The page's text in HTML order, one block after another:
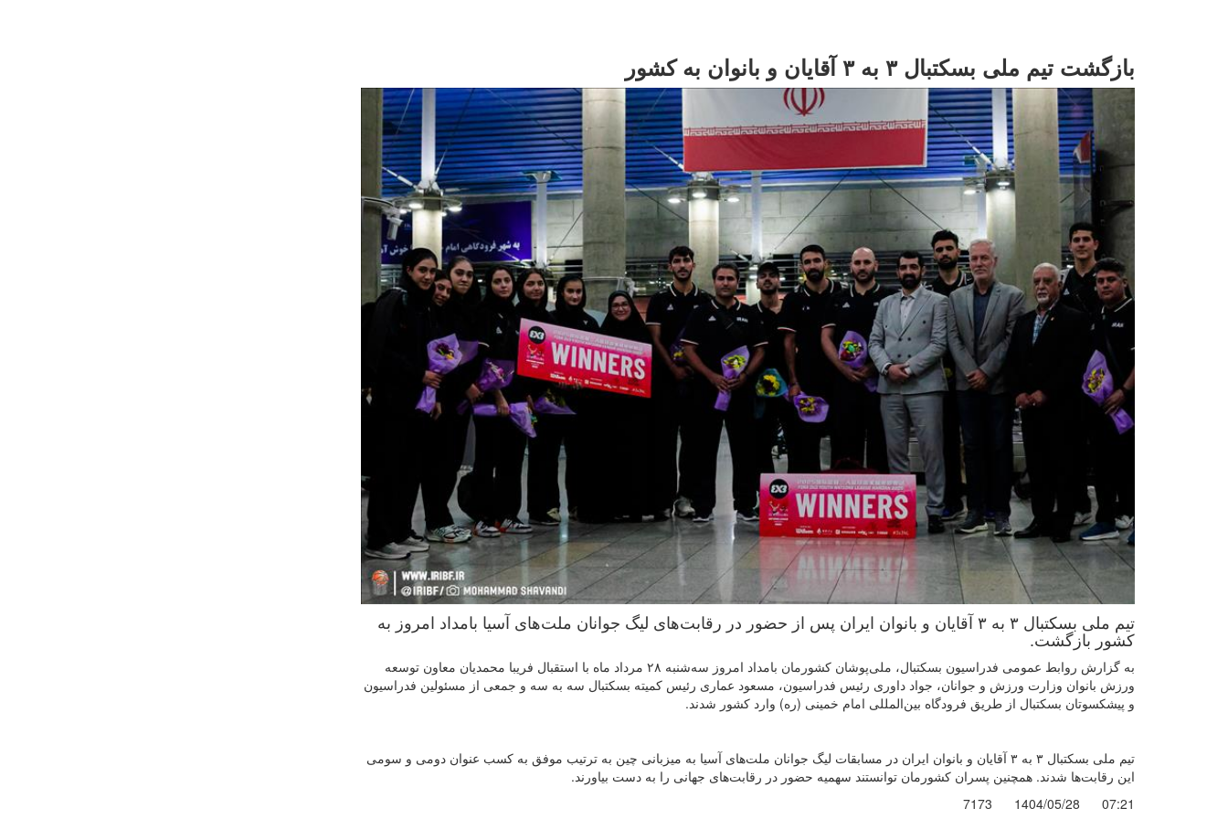
بازگشت تیم ملی بسکتبال ۳ به ۳ آقایان و بانوان به کشور
تیم ملی بسکتبال ۳ به ۳ آقایان و بانوان ایران پس از حضور در رقابت‌های لیگ جوانان ملت‌های آسیا بامداد امروز به
کشور باز‌گشت.
به گزارش روابط عمومی فدراسیون بسکتبال، ملی‌پوشان کشورمان بامداد امروز سه‌شنبه ۲۸ مرداد ماه با استقبال فریبا محمدیان معاون توسعه
ورزش بانوان وزارت ورزش و جوانان، جواد داوری رئیس فدراسیون، مسعود عماری رئیس کمیته بسکتبال سه به سه و جمعی از مسئولین فدراسیون
و پیشکسوتان بسکتبال از طریق فرودگاه بین‌المللی امام خمینی (ره) وارد کشور شدند.
تیم ملی بسکتبال ۳ به ۳ آقایان و بانوان ایران در مسابقات لیگ جوانان ملت‌های آسیا به میزبانی چین به ترتیب موفق به کسب عنوان دومی و سومی
این رقابت‌ها شدند. همچنین پسران کشورمان توانستند سهمیه حضور در رقابت‌های جهانی را به دست بیاورند.
07:21
1404/05/28
7173